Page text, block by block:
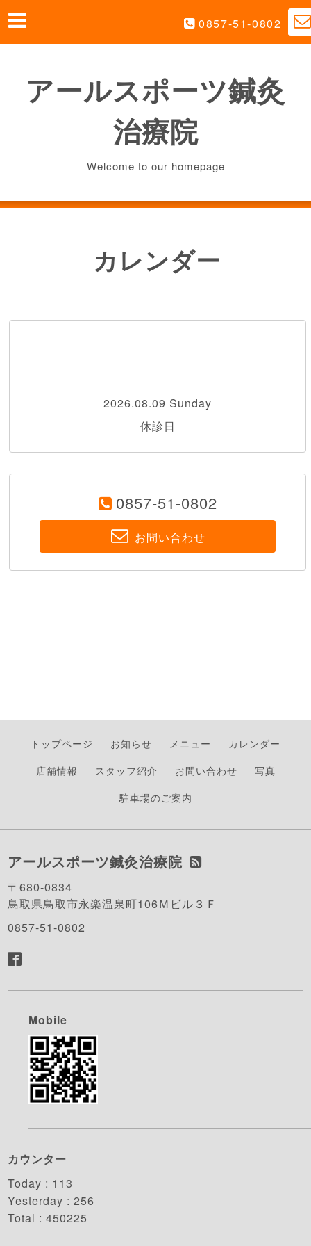
0857-51-0802
アールスポーツ鍼灸
治療院
Welcome to our homepage
カレンダー
2026.08.09 Sunday
休診日
0857-51-0802
お問い合わせ
トップページ お知らせ メニュー
カレンダー
店舗情報
スタッフ紹介 お問い合わせ
写真
駐車場のご案内
アールスポーツ鍼灸治療院
〒680-0834
鳥取県鳥取市永楽温泉町106Ｍビル３Ｆ
0857-51-0802
Mobile
カウンター
Today : 113
Yesterday :256
Total :450225